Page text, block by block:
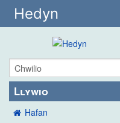
Hedyn
Llywio
Hafan